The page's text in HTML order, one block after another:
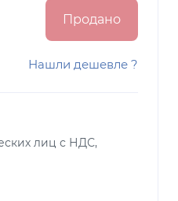
Продано
Нашли дешевле ?
лиц с НДС,